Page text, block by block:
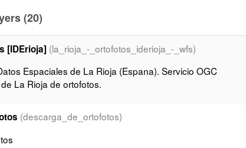
(20)
[IDErioja] (la_rioja_-_ortofotos_iderioja_-_wfs)
Espaciales de La Rioja (Espana). Servicio OGC
La Rioja de ortofotos.
(descarga_de_ortofotos)